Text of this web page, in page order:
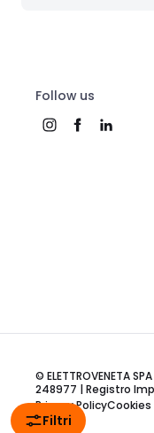
Filtri
Follow us
© ELETTROVENETA
248977 | Registro
Privacy Policy